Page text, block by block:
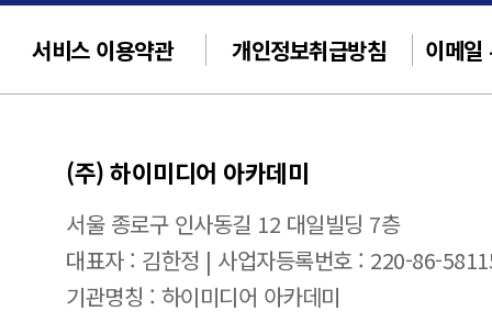
서비스 이용약관 개인정보취급방침 이메일
(주) 하이미디어 아카데미
서울 종로구 인사동길 12 대일빌딩 7층
대표자 : 김한정 | 사업자등록번호 : 220-86-
기관명칭 : 하이미디어 아카데미